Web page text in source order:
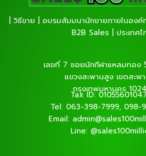
| วิธีขาย | อบรมสัมมนานักขายภายในองค์
B2B Sales | ประเทศไ
เลขที่ 7 ซอยนักกีฬาแหลมทอง
แขวงสะพานสูง เขตสะพ
กรุงเทพมหานคร
Tax ID:
Tel: 063-398-7999, 098-
Email:
Line: